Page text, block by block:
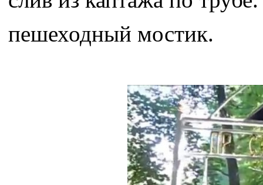
пешеходный мостик.